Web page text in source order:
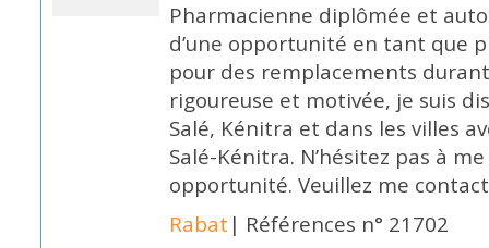
Pharmacienne diplômée et
d’une opportunité en tant que
pour des remplacements
rigoureuse et motivée, je suis
Salé, Kénitra et dans les villes
Salé-Kénitra. N’hésitez pas à
opportunité. Veuillez me
Rabat | Références n° 21702